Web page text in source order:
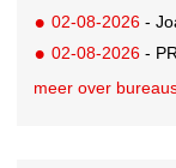
02-08-2026 - Joaquin
02-08-2026 -
meer over